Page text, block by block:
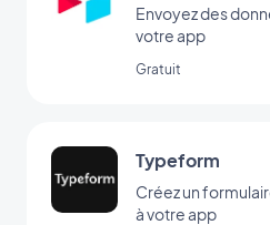
Envoyez des
votre app
Gratuit
Typeform
Créez un
à votre app